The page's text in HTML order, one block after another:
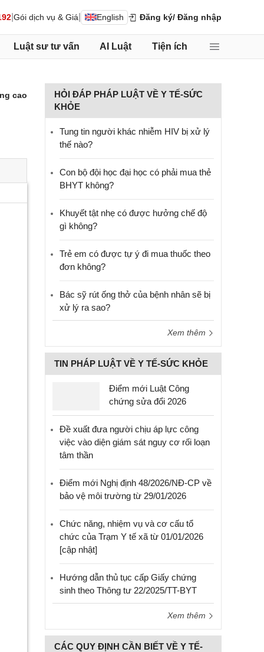
Gói dịch vụ & Giá English Đăng ký/ Đăng nhập
Luật sư tư vấn AI Luật Tiện ích
cao
HỎI ĐÁP PHÁP LUẬT VỀ Y TẾ-SỨC
KHỎE
Tung tin người khác nhiễm HIV bị xử lý
thế nào?
Con bộ đội học đại học có phải mua thẻ
BHYT không?
Khuyết tật nhẹ có được hưởng chế độ
gì không?
Trẻ em có được tự ý đi mua thuốc theo
đơn không?
Bác sỹ rút ống thở của bệnh nhân sẽ bị
xử lý ra sao?
Xem thêm
TIN PHÁP LUẬT VỀ Y TẾ-SỨC KHỎE
Điểm mới Luật Công
chứng sửa đổi 2026
Đề xuất đưa người chịu áp lực công
việc vào diện giám sát nguy cơ rối loạn
tâm thần
Điểm mới Nghị định 48/2026/NĐ-CP về
bảo vệ môi trường từ 29/01/2026
Chức năng, nhiệm vụ và cơ cấu tổ
chức của Trạm Y tế xã từ 01/01/2026
[cập nhật]
Hướng dẫn thủ tục cấp Giấy chứng
sinh theo Thông tư 22/2025/TT-BYT
Xem thêm
CÁC QUY ĐỊNH CẦN BIẾT VỀ Y TẾ-